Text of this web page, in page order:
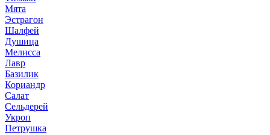
Мята
Эстрагон
Шалфей
Душица
Мелисса
Лавр
Базилик
Кориандр
Салат
Сельдерей
Укроп
Петрушка